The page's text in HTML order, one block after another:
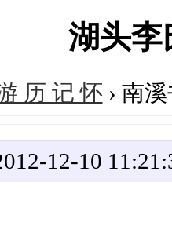
湖头李
历 记 怀 › 南
12-10